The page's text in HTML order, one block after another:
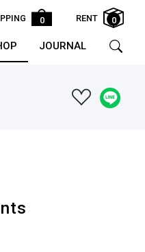
0 RENT 0
JOURNAL